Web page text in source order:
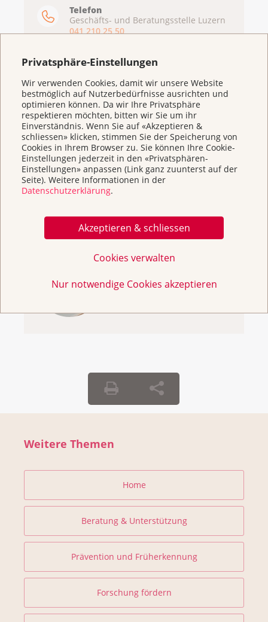
Privatsphäre-Einstellungen
Wir verwenden Cookies, damit wir unsere Website
bestmöglich auf Nutzerbedürfnisse ausrichten und
optimieren können. Da wir Ihre Privatsphäre
respektieren möchten, bitten wir Sie um ihr
Einverständnis. Wenn Sie auf «Akzeptieren &
schliessen» klicken, stimmen Sie der Speicherung von
Cookies in Ihrem Browser zu. Sie können Ihre Cookie-
Einstellungen jederzeit in den «Privatsphären-
Einstellungen» anpassen (Link ganz zuunterst auf der
Seite). Weitere Informationen in der
Datenschutzerklärung.
Akzeptieren & schliessen
Cookies verwalten
Nur notwendige Cookies akzeptieren
Telefon
Geschäfts- und Beratungsstelle Luzern
041 210 25 50
Beratungsstelle Stans (Kantone
NW/OW/UR)
041 611 13 88
Beratungsstelle Schwyz (Inner- und
Ausserschwyz)
041 818 43 22
Beratungsstelle Zug (Kanton ZG)
041 720 20 45
E-Mail
info@krebsliga.info
Broschüren
bestellen
Weitere Themen
Home
Beratung & Unterstützung
Prävention und Früherkennung
Forschung fördern